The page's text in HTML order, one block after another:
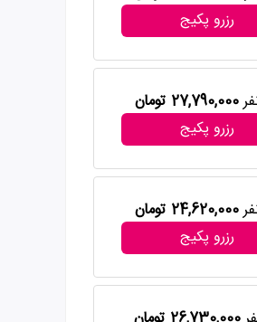
رزرو پکیج
27,790,000 تومان
رزرو پکیج
24,620,000 تومان
رزرو پکیج